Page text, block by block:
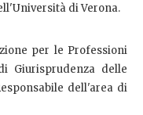
di Verona.
per le Professioni
Giurisprudenza delle
dell'area di